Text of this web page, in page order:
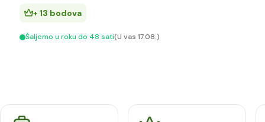
+ 13 bodova
Šaljemo u roku do 48 sati(U vas 17.08.)